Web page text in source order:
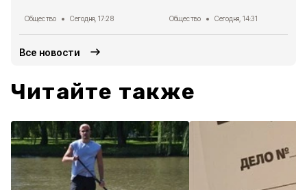
Общество Сегодня, 17:28 Общество Сегодня, 14:31
Все новости
Читайте также